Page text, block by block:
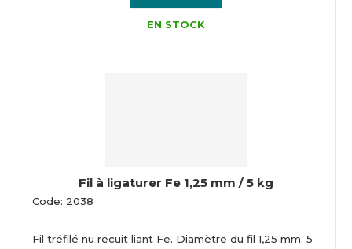
EN STOCK
Fil à ligaturer Fe 1,25 mm / 5 kg
Code: 2038
Fil tréfilé nu recuit liant Fe. Diamètre du fil 1,25 mm. 5